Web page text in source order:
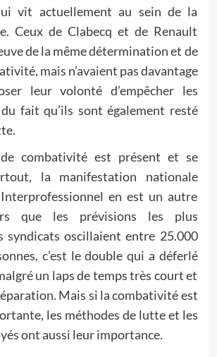
vit actuellement au sein de la
Ceux de Clabecq et de Renault
de la même détermination et de
mais n’avaient pas davantage
leur volonté d’empêcher les
fait qu’ils sont également resté
combativité est présent et se
la manifestation nationale
Interprofessionnel en est un autre
que les prévisions les plus
syndicats oscillaient entre 25.000
c’est le double qui a déferlé
un laps de temps très court et
Mais si la combativité est
les méthodes de lutte et les
ont aussi leur importance.